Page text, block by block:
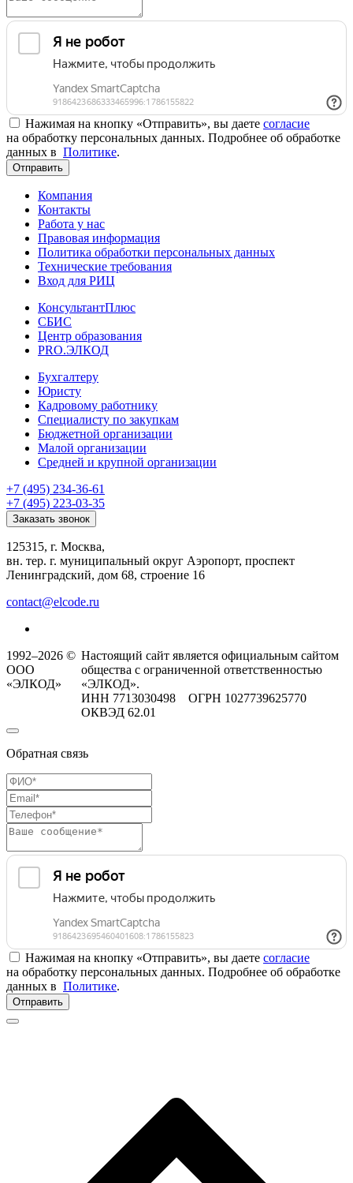
Нажимая на кнопку «Отправить», вы даете согласие
на обработку персональных данных. Подробнее об обработке
данных в Политике.
Отправить
Компания
Контакты
Работа у нас
Правовая информация
Политика обработки персональных данных
Технические требования
Вход для РИЦ
КонсультантПлюс
СБИС
Центр образования
PRO.ЭЛКОД
Бухгалтеру
Юристу
Кадровому работнику
Специалисту по закупкам
Бюджетной организации
Малой организации
Средней и крупной организации
+7 (495) 234-36-61
+7 (495) 223-03-35
Заказать звонок
125315, г. Москва,
вн. тер. г. муниципальный округ Аэропорт, проспект
Ленинградский, дом 68, строение 16
contact@elcode.ru
1992–2026 ©
ООО
«ЭЛКОД»
Настоящий сайт является официальным сайтом
общества с ограниченной ответственностью
«ЭЛКОД».
ИНН 7713030498 ОГРН 1027739625770
ОКВЭД 62.01
Обратная связь
Нажимая на кнопку «Отправить», вы даете согласие
на обработку персональных данных. Подробнее об обработке
данных в Политике.
Отправить